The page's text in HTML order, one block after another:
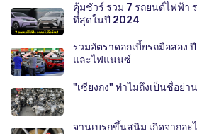
คุ้มชัวร์ รวม 7 รถยนต์ไฟฟ้า
ที่สุดในปี 2024
รวมอัตราดอกเบี้ยรถมือสอง
และไฟแนนซ์
"เซียงกง" ทำไมถึงเป็นชื่อย่า
จานเบรกขึ้นสนิม เกิดจากอ